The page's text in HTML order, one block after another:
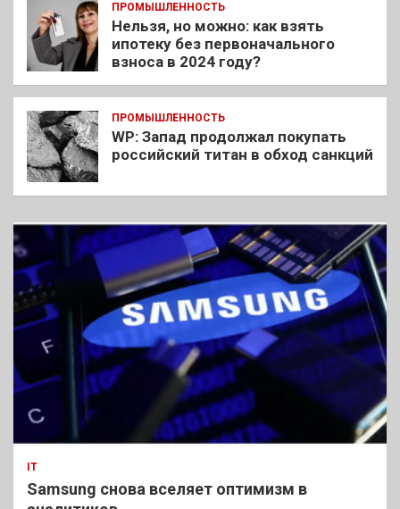
ПРОМЫШЛЕННОСТЬ
Нельзя, но можно: как взять
ипотеку без первоначального
взноса в 2024 году?
ПРОМЫШЛЕННОСТЬ
WP: Запад продолжал покупать
российский титан в обход санкций
IT
Samsung снова вселяет оптимизм в